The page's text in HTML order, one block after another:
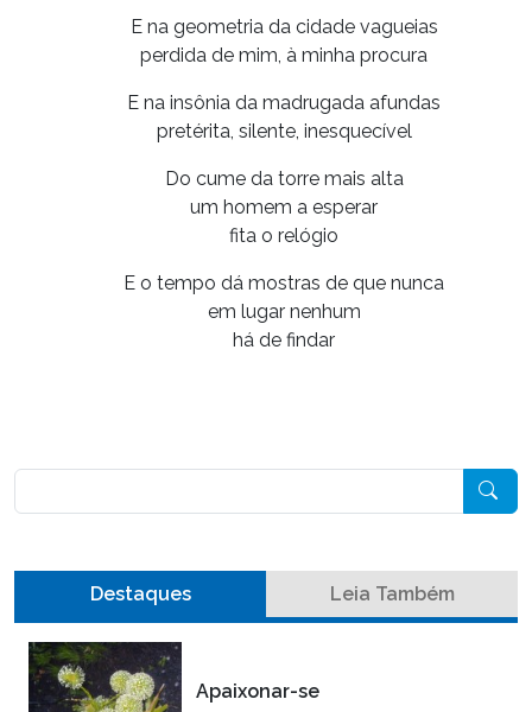
E na geometria da cidade vagueias
perdida de mim, à minha procura
E na insônia da madrugada afundas
pretérita, silente, inesquecível
Do cume da torre mais alta
um homem a esperar
fita o relógio
E o tempo dá mostras de que nunca
em lugar nenhum
há de findar
Destaques Leia Também
Apaixonar-se